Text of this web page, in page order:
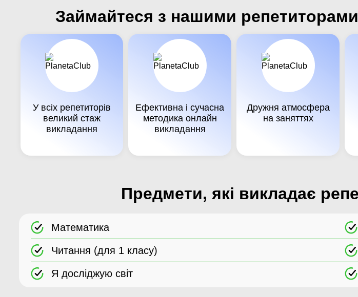
Займайтеся з нашими
У всіх репетиторів
великий стаж
викладання
Ефективна і сучасна
методика онлайн
викладання
Дружня атмосфера
на заняттях
Предмети, які викладає
Математика
Читання (для 1 класу)
Я досліджую світ